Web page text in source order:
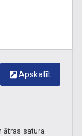
Apskatīt
ātras satura